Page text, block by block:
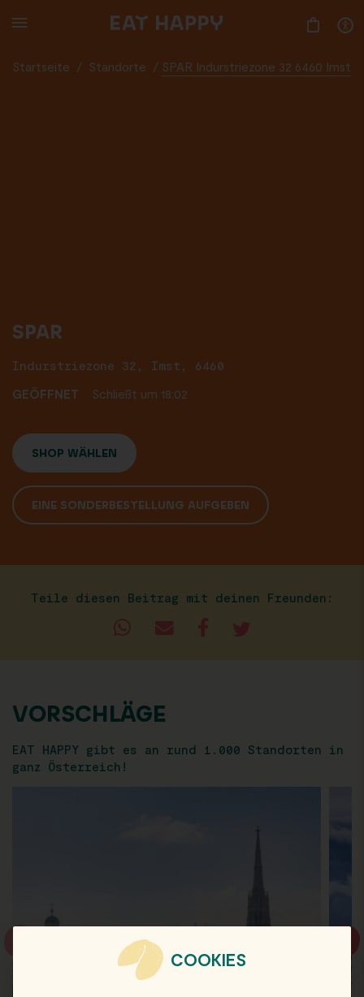
TO
Startseite / Standorte / SPAR Indurstriezone 32 6460 Imst
SPAR
Indurstriezone 32, Imst, 6460
GEÖFFNET
Schließt um 18:02
SHOP WÄHLEN
EINE SONDERBESTELLUNG AUFGEBEN
Teile diesen Beitrag mit deinen Freunden:
VORSCHLÄGE
EAT HAPPY gibt es an rund 1.000 Standorten in
ganz Österreich!
COOKIES